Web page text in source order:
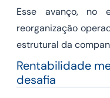
Esse avanço, no
reorganização
estrutural da
Rentabilidade
desafia